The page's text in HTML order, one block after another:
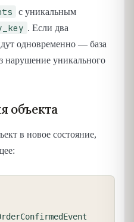
с уникальным
. Если два
одновременно — база
нарушение уникального
объекта
в новое состояние,